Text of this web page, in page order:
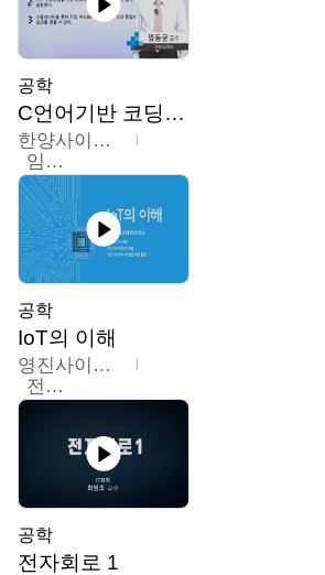
공학
C언어기반 코딩교육
한양사이버대학교
임동균
공학
IoT의 이해
영진사이버대학교
전병현
공학
전자회로 1